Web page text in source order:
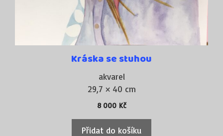
Kráska se stuhou
akvarel
29,7 × 40 cm
8 000 Kč
Přidat do košíku